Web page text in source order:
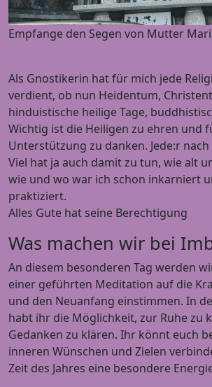
Empfange den Segen von Mutter
Als Gnostikerin hat für mich jede
verdient, ob nun Heidentum,
hinduistische heilige Tage,
Wichtig ist die Heiligen zu ehren und
Unterstützung zu danken. Jede:r
Viel hat ja auch damit zu tun, wie alt
wie und wo war ich schon inkarniert
praktiziert.
Alles Gute hat seine Berechtigung
Was machen wir bei
An diesem besonderen Tag werden
einer geführten Meditation auf die
und den Neuanfang einstimmen. In
habt ihr die Möglichkeit, zur Ruhe zu
Gedanken zu klären. Ihr könnt euch
inneren Wünschen und Zielen
Zeit des Jahres eine besondere